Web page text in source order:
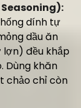
dính tự
dầu ăn
lợn) đều khắp
Dùng khăn
chảo chỉ còn